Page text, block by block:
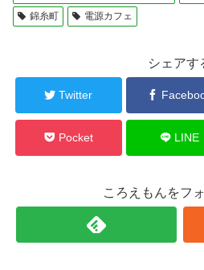
錦糸町
電源カフェ
シェアす
Twitter
Pocket LINE
ころえもんをフ